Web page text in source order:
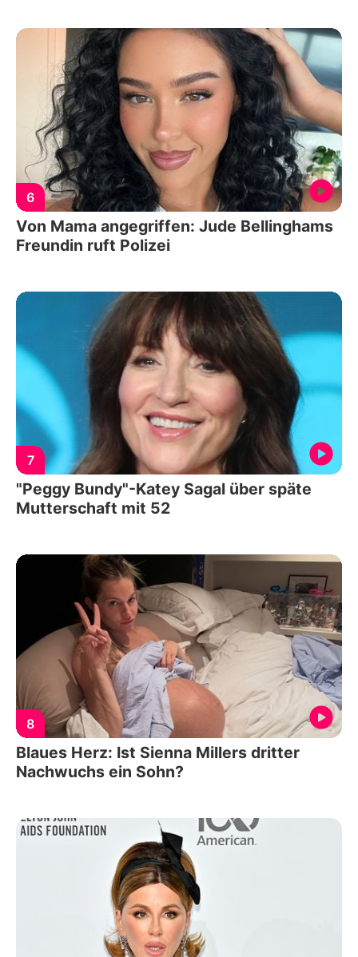
6
Von Mama angegriffen: Jude Bellinghams
Freundin ruft Polizei
7
"Peggy Bundy"-Katey Sagal über späte
Mutterschaft mit 52
8
Blaues Herz: Ist Sienna Millers dritter
Nachwuchs ein Sohn?